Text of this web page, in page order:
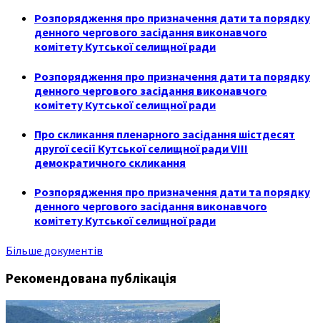
Розпорядження про призначення дати та порядку
денного чергового засідання виконавчого
комітету Кутської селищної ради
Розпорядження про призначення дати та порядку
денного чергового засідання виконавчого
комітету Кутської селищної ради
Про скликання пленарного засідання шістдесят
другої сесії Кутської селищної ради VIII
демократичного скликання
Розпорядження про призначення дати та порядку
денного чергового засідання виконавчого
комітету Кутської селищної ради
Більше документів
Рекомендована публікація